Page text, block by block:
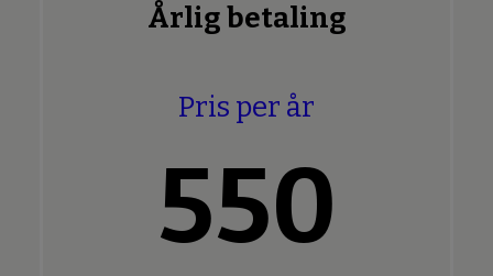
Årlig betaling
Pris per år
550